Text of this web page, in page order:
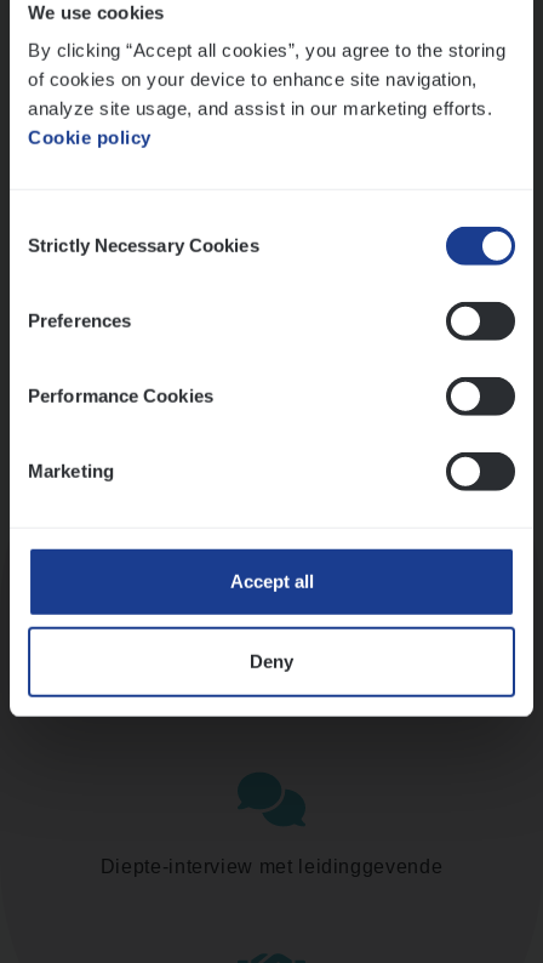
We use cookies
By clicking “Accept all cookies”, you agree to the storing
of cookies on your device to enhance site navigation,
analyze site usage, and assist in our marketing efforts.
Cookie policy
Selection
Strictly Necessary Cookies
Preferences
Performance Cookies
Marketing
Accept all
Deny
Mathias houdt van diepgaande dossiers én droge
humor
Thalia zoekt graag oplossingen, in games én op het
werk
Ons sollicitatieproces
Assessment
Diepte-interview met leidinggevende